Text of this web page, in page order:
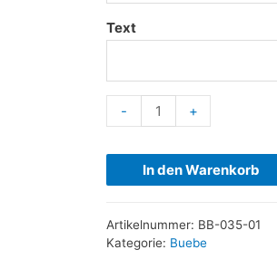
Text
- +
In den Warenkorb
Artikelnummer: BB-035-01
Kategorie: Buebe